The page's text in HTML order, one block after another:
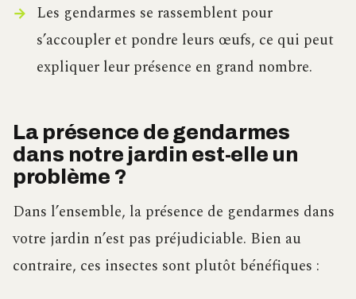
Les gendarmes se rassemblent pour
s’accoupler et pondre leurs œufs, ce qui peut
expliquer leur présence en grand nombre.
La présence de gendarmes
dans notre jardin est-elle un
problème ?
Dans l’ensemble, la présence de gendarmes dans
votre jardin n’est pas préjudiciable. Bien au
contraire, ces insectes sont plutôt bénéfiques :